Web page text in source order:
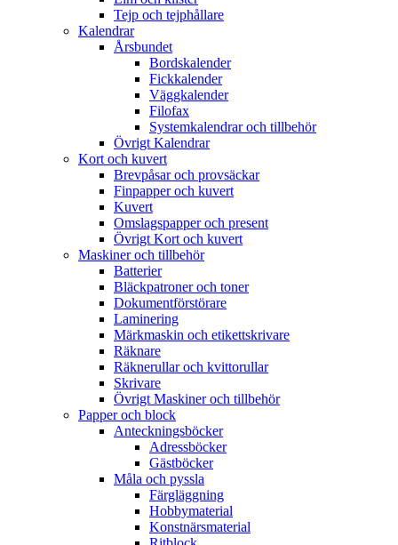
Tejp och tejphållare
Kalendrar
Årsbundet
Bordskalender
Fickkalender
Väggkalender
Filofax
Systemkalendrar och tillbehör
Övrigt Kalendrar
Kort och kuvert
Brevpåsar och provsäckar
Finpapper och kuvert
Kuvert
Omslagspapper och present
Övrigt Kort och kuvert
Maskiner och tillbehör
Batterier
Bläckpatroner och toner
Dokumentförstörare
Laminering
Märkmaskin och etikettskrivare
Räknare
Räknerullar och kvittorullar
Skrivare
Övrigt Maskiner och tillbehör
Papper och block
Anteckningsböcker
Adressböcker
Gästböcker
Måla och pyssla
Färgläggning
Hobbymaterial
Konstnärsmaterial